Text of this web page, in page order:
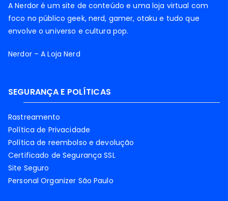
A Nerdor é um site de conteúdo e uma loja virtual com
foco no público geek, nerd, gamer, otaku e tudo que
envolve o universo e cultura pop.
Nerdor – A Loja Nerd
SEGURANÇA E POLÍTICAS
Rastreamento
Política de Privacidade
Política de reembolso e devolução
Certificado de Segurança SSL
Site Seguro
Personal Organizer São Paulo